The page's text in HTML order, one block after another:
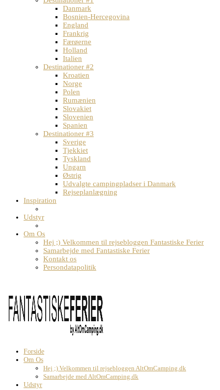
Danmark
Bosnien-Hercegovina
England
Frankrig
Færøerne
Holland
Italien
Destinationer #2
Kroatien
Norge
Polen
Rumænien
Slovakiet
Slovenien
Spanien
Destinationer #3
Sverige
Tjekkiet
Tyskland
Ungarn
Østrig
Udvalgte campingpladser i Danmark
Rejseplanlægning
Inspiration
Udstyr
Om Os
Hej ;) Velkommen til rejsebloggen Fantastiske Ferier
Samarbejde med Fantastiske Ferier
Kontakt os
Persondatapolitik
Forside
Om Os
Hej ;) Velkommen til rejsebloggen AltOmCamping.dk
Samarbejde med AltOmCamping.dk
Udstyr